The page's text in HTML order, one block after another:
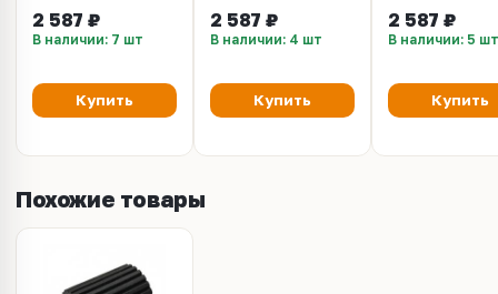
(CET) Black, 210г/
пак, 590000 стр.,
2 587 ₽
В наличии: 7 шт
Купить
(CET) Cyan, 210г/
пак, 590000 стр.,
2 587 ₽
В наличии: 4 шт
Купить
(CET) Yellow,
пак, 590000
2 587 ₽
В наличии: 5 шт
Купить
Похожие товары